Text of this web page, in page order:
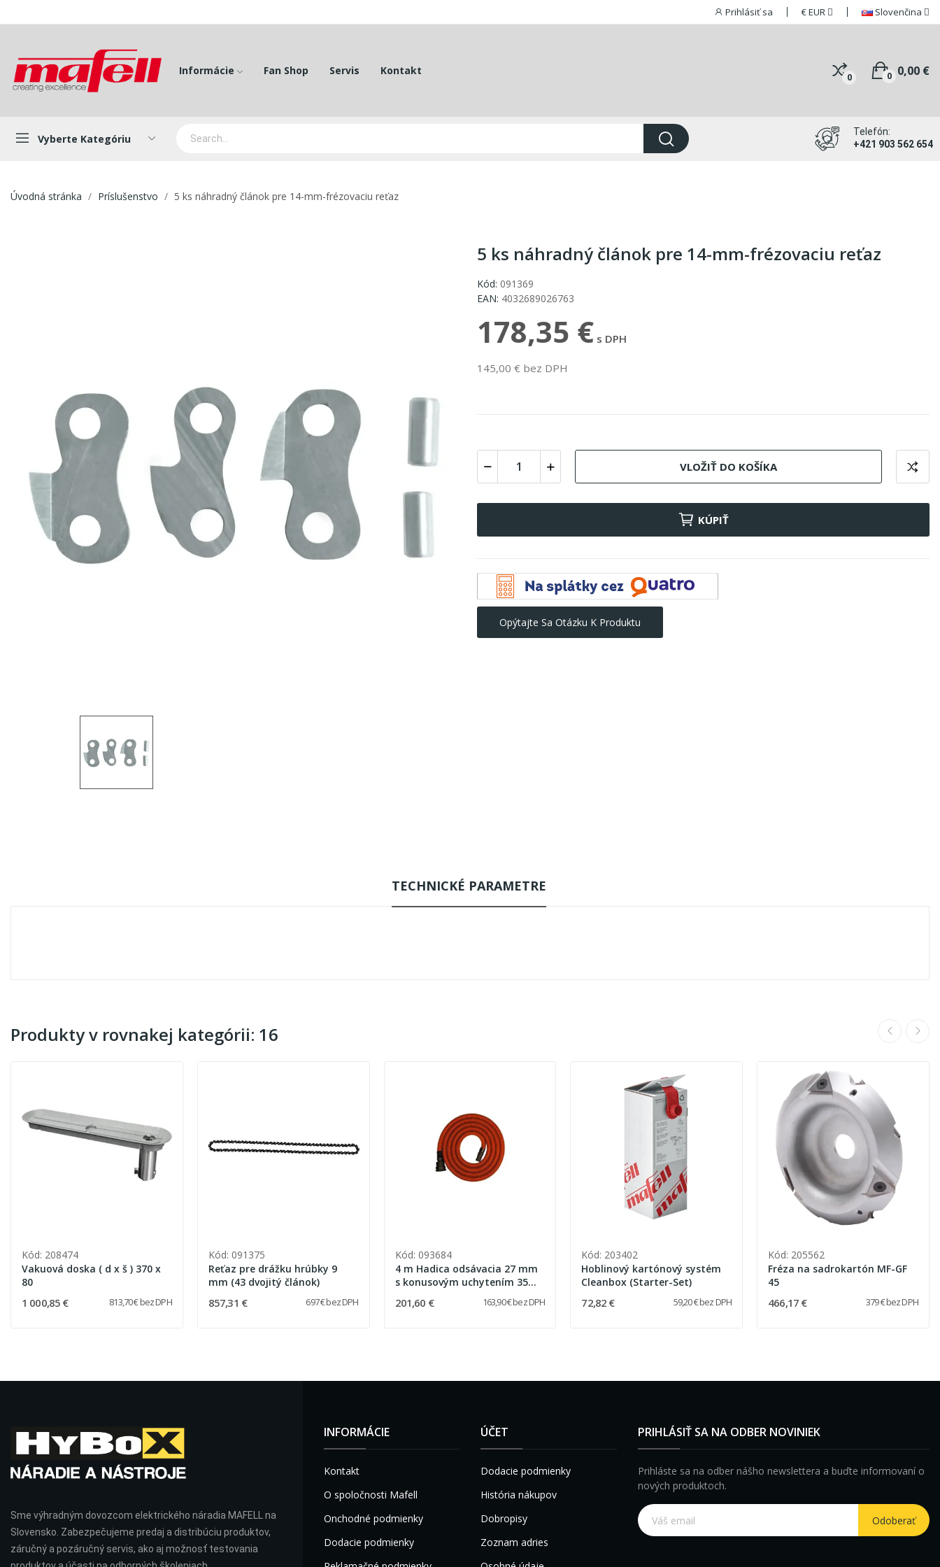
Prihlásiť sa €EUR Slovenčina
Informácie Fan Shop Servis Kontakt
0 0,00 €
0
Vyberte Kategóriu
Telefón:
+421 903 562 654
Úvodná stránka Príslušenstvo 5 ks náhradný článok pre 14-mm-frézovaciu reťaz
5 ks náhradný článok pre 14-mm-frézovaciu reťaz
Kód: 091369
EAN: 4032689026763
178,35 € s DPH
145,00 € bez DPH
VLOŽIŤ DO KOŠÍKA
KÚPIŤ
Opýtajte Sa Otázku K Produktu
TECHNICKÉ PARAMETRE
Produkty v rovnakej kategórii: 16
Kód: 208474
Vakuová doska ( d x š ) 370 x
80
1 000,85 € 813,70 € bez DPH
Kód: 091375
Reťaz pre drážku hrúbky 9
mm (43 dvojitý článok)
857,31 € 697 € bez DPH
Kód: 093684
4 m Hadica odsávacia 27 mm
s konusovým uchytením 35
201,60 € 163,90 € bez DPH
Kód: 203402
Hoblinový kartónový systém
Cleanbox (Starter-Set)
72,82 € 59,20 € bez DPH
Kód: 205562
Fréza na sadrokartón MF-GF
45
466,17 € 379 € bez DPH
Sme výhradným dovozcom elektrického náradia MAFELL na
Slovensko. Zabezpečujeme predaj a distribúciu produktov,
záručný a pozáručný servis, ako aj možnosť testovania
INFORMÁCIE
Kontakt
O spoločnosti Mafell
Onchodné podmienky
Dodacie podmienky
ÚČET
Dodacie podmienky
História nákupov
Dobropisy
Zoznam adries
PRIHLÁSIŤ SA NA ODBER NOVINIEK
Prihláste sa na odber nášho newslettera a buďte informovaní o
nových produktoch.
Odoberať